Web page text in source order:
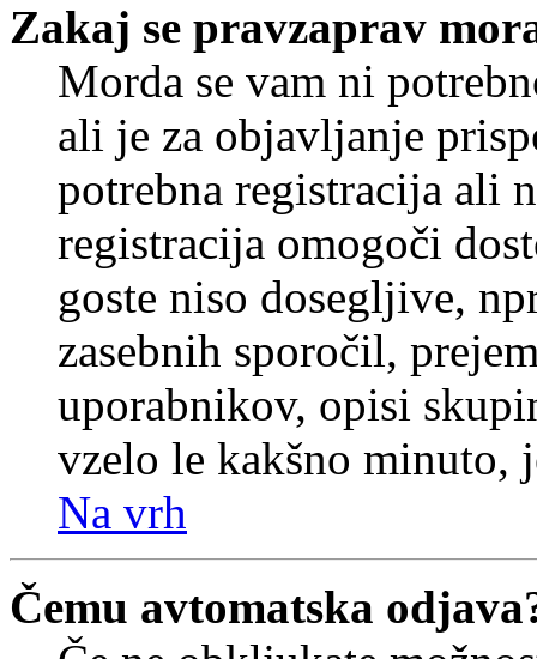
Zakaj se pravzaprav
Morda se vam ni
ali je za objavljanje
potrebna registracija ali
registracija omogoči
goste niso dosegljive,
zasebnih sporočil,
uporabnikov, opisi
vzelo le kakšno minuto,
Na vrh
Čemu avtomatska